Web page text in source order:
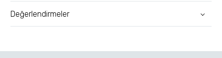
Değerlendirmeler